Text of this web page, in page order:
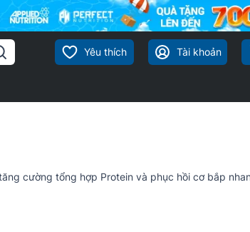
Yêu thích Tài khoản
cường tổng hợp Protein và phục hồi cơ bắp